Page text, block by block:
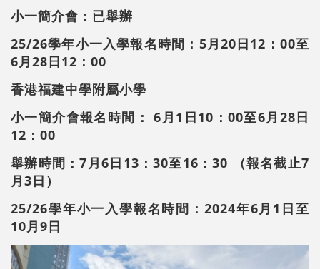
小一簡介會：已舉辦
25/26學年小一入學報名時間：5月20日12：00至
6月28日12：00
香港福建中學附屬小學
小一簡介會報名時間： 6月1日10：00至6月28日
12：00
舉辦時間：7月6日13：30至16：30 （報名截止7
月3日）
25/26學年小一入學報名時間：2024年6月1日至
10月9日